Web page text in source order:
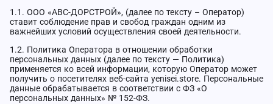
1.1. ООО «АВС-ДОРСТРОЙ», (далее по тексту – Оператор)
ставит соблюдение прав и свобод граждан одним из
важнейших условий осуществления своей деятельности.
1.2. Политика Оператора в отношении обработки
персональных данных (далее по тексту — Политика)
применяется ко всей информации, которую Оператор может
получить о посетителях веб-сайта yenisei.store. Персональные
данные обрабатывается в соответствии с ФЗ «О
персональных данных» № 152-ФЗ.